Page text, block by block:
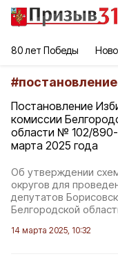
80 лет Победы
#постановление
Постановление
комиссии
области № 102/890-
марта 2025 года
Об утверждении
округов для
депутатов
Белгородской
14 марта 2025, 10:32